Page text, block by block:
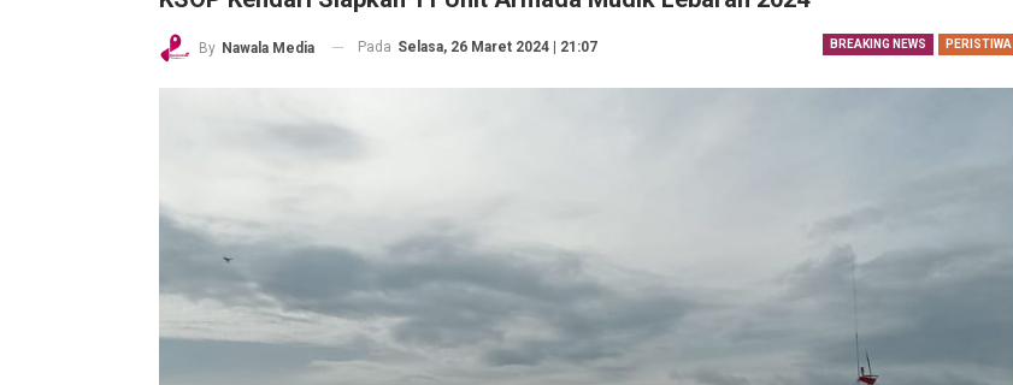
BREAKING NEWS PERISTIWA
By Nawala Media Pada Selasa, 26 Maret 2024 | 21:07